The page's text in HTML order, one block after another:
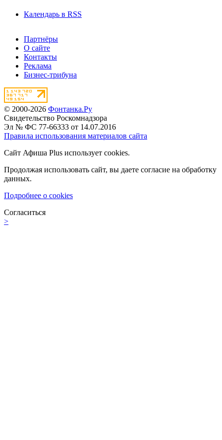
Календарь в RSS
Партнёры
О сайте
Контакты
Реклама
Бизнес-трибуна
© 2000-2026 Фонтанка.Ру
Свидетельство Роскомнадзора
Эл № ФС 77-66333 от 14.07.2016
Правила использования материалов сайта
Сайт Афиша Plus использует cookies.
Продолжая использовать сайт, вы даете согласие на обработку
данных.
Подробнее о cookies
Согласиться
>